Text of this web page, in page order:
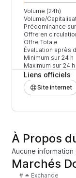
Volume (24h)
Volume/
Prédominance
Offre en
Offre Totale
Évaluation après
Minimum sur 24 h
Maximum sur 24 h
Liens officiels
Site internet
À Propos
Aucune
Marchés
# Exchange